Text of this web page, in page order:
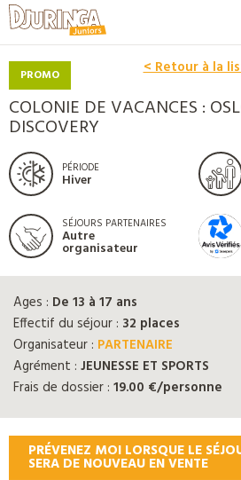
< Retour à la
PROMO
COLONIE DE VACANCES :
DISCOVERY
PÉRIODE
Hiver
SÉJOURS PARTENAIRES
Autre
organisateur
Ages : De 13 à 17 ans
Effectif du séjour : 32 places
Organisateur : PARTENAIRE
Agrément : JEUNESSE ET SPORTS
Frais de dossier : 19.00 €/personne
PRÉVENEZ MOI LORSQUE LE
SERA DE NOUVEAU EN VENTE